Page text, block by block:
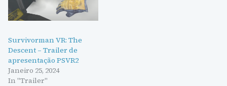
Survivorman VR: The
Descent – Trailer de
apresentação PSVR2
Janeiro 25, 2024
In "Trailer"